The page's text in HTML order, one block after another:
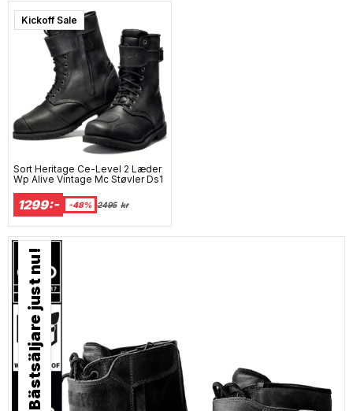
Kickoff Sale
Sort Heritage Ce-Level 2 Læder
Wp Alive Vintage Mc Støvler Ds1
1299:- -48% 2495 kr
Bästsäljare just nu!